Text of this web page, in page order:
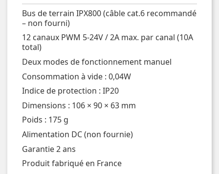
Bus de terrain IPX800 (câble cat.6 recommandé
– non fourni)
12 canaux PWM 5-24V / 2A max. par canal (10A
total)
Deux modes de fonctionnement manuel
Consommation à vide : 0,04W
Indice de protection : IP20
Dimensions : 106 × 90 × 63 mm
Poids : 175 g
Alimentation DC (non fournie)
Garantie 2 ans
Produit fabriqué en France